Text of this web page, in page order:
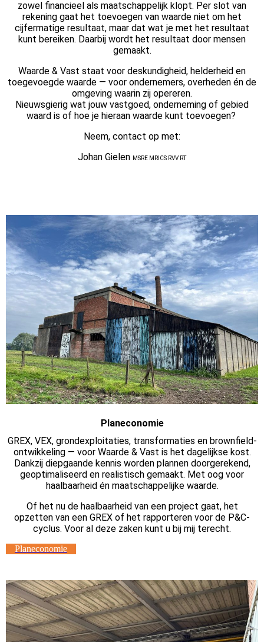
zowel financieel als maatschappelijk klopt. Per slot van
rekening gaat het toevoegen van waarde niet om het
cijfermatige resultaat, maar dat wat je met het resultaat
kunt bereiken. Daarbij wordt het resultaat door mensen
gemaakt.
Waarde & Vast staat voor deskundigheid, helderheid en
toegevoegde waarde — voor ondernemers, overheden én de
omgeving waarin zij opereren.
Nieuwsgierig wat jouw vastgoed, onderneming of gebied
waard is of hoe je hieraan waarde kunt toevoegen?
Neem, contact op met:
Johan Gielen MSRE MRICS RVV RT
Planeconomie
GREX, VEX, grondexploitaties, transformaties en brownfield-
ontwikkeling — voor Waarde & Vast is het dagelijkse kost.
Dankzij diepgaande kennis worden plannen doorgerekend,
geoptimaliseerd en realistisch gemaakt. Met oog voor
haalbaarheid én maatschappelijke waarde.
Of het nu de haalbaarheid van een project gaat, het
opzetten van een GREX of het rapporteren voor de P&C-
cyclus. Voor al deze zaken kunt u bij mij terecht.
Planeconomie